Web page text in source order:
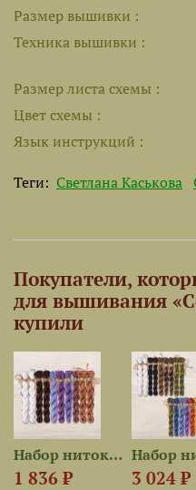
Размер вышивки
Техника вышивки
Размер листа cхемы
Цвет схемы
Язык инструкций
Теги: Светлана Каськова
Покупатели,
для вышивания
купили
Набор ниток OwlForest для...
1 836 ₽ 3 024 ₽